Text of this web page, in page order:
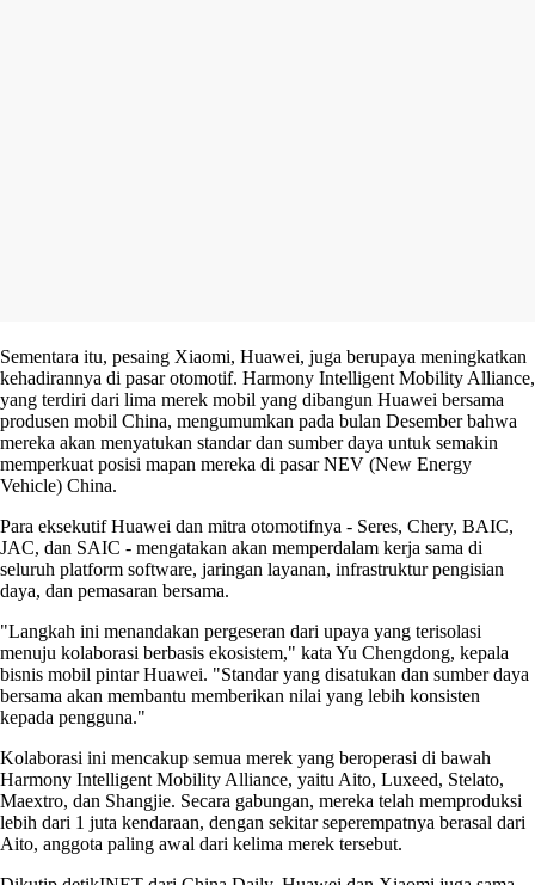
Sementara itu, pesaing Xiaomi, Huawei, juga berupaya meningkatkan
kehadirannya di pasar otomotif. Harmony Intelligent Mobility Alliance,
yang terdiri dari lima merek mobil yang dibangun Huawei bersama
produsen mobil China, mengumumkan pada bulan Desember bahwa
mereka akan menyatukan standar dan sumber daya untuk semakin
memperkuat posisi mapan mereka di pasar NEV (New Energy
Vehicle) China.
Para eksekutif Huawei dan mitra otomotifnya - Seres, Chery, BAIC,
JAC, dan SAIC - mengatakan akan memperdalam kerja sama di
seluruh platform software, jaringan layanan, infrastruktur pengisian
daya, dan pemasaran bersama.
"Langkah ini menandakan pergeseran dari upaya yang terisolasi
menuju kolaborasi berbasis ekosistem," kata Yu Chengdong, kepala
bisnis mobil pintar Huawei. "Standar yang disatukan dan sumber daya
bersama akan membantu memberikan nilai yang lebih konsisten
kepada pengguna."
Kolaborasi ini mencakup semua merek yang beroperasi di bawah
Harmony Intelligent Mobility Alliance, yaitu Aito, Luxeed, Stelato,
Maextro, dan Shangjie. Secara gabungan, mereka telah memproduksi
lebih dari 1 juta kendaraan, dengan sekitar seperempatnya berasal dari
Aito, anggota paling awal dari kelima merek tersebut.